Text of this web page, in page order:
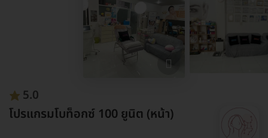
5.0
โปรแกรมโบท็อกซ์ 100 ยูนิต (หน้า)